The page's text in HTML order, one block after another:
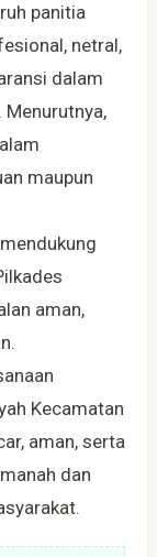
panitia
netral,
dalam
Menurutnya,
maupun
aman,
Kecamatan
aman, serta
dan